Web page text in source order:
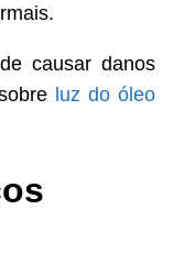
causar danos
luz do óleo